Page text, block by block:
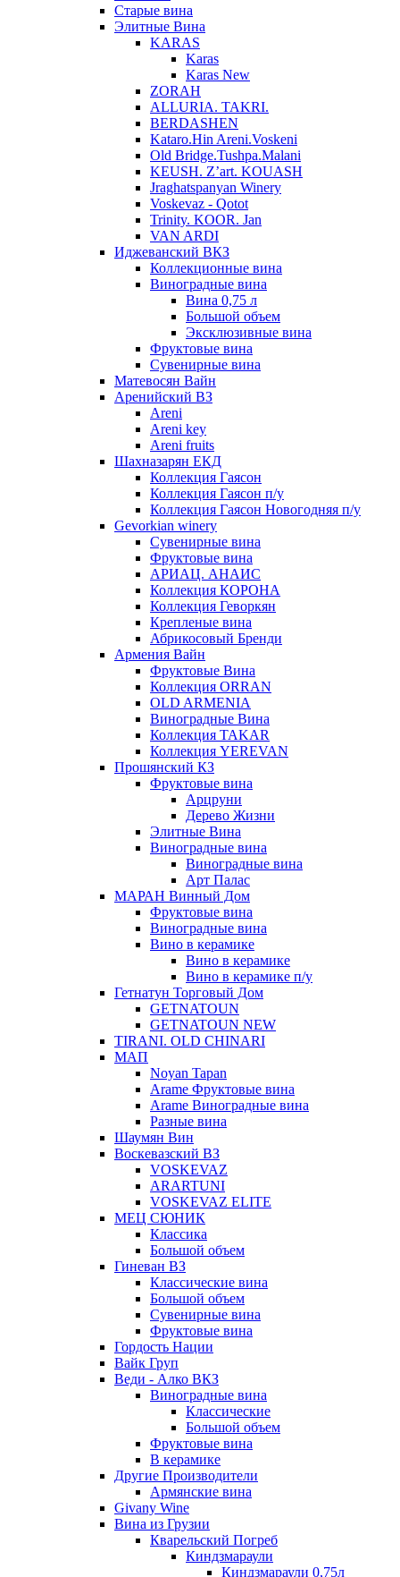
Старые вина
Элитные Вина
KARAS
Karas
Karas New
ZORAH
ALLURIA. TAKRI.
BERDASHEN
Kataro.Hin Areni.Voskeni
Old Bridge.Tushpa.Malani
KEUSH. Z’art. KOUASH
Jraghatspanyan Winery
Voskevaz - Qotot
Trinity. KOOR. Jan
VAN ARDI
Иджеванский ВКЗ
Коллекционные вина
Виноградные вина
Вина 0,75 л
Большой объем
Эксклюзивные вина
Фруктовые вина
Cувенирные вина
Матевосян Вайн
Аренийский ВЗ
Areni
Areni key
Areni fruits
Шахназарян ЕКД
Коллекция Гаясон
Коллекция Гаясон п/у
Коллекция Гаясон Новогодняя п/у
Gevorkian winery
Сувенирные вина
Фруктовые вина
АРИАЦ. АНАИС
Коллекция КОРОНА
Коллекция Геворкян
Крепленые вина
Абрикосовый Бренди
Армения Вайн
Фруктовые Вина
Коллекция ORRAN
OLD ARMENIA
Виноградные Вина
Коллекция TAKAR
Коллекция YEREVAN
Прошянский КЗ
Фруктовые вина
Арцруни
Дерево Жизни
Элитные Вина
Виноградные вина
Виноградные вина
Арт Палас
МАРАН Винный Дом
Фруктовые вина
Виноградные вина
Вино в керамике
Вино в керамике
Вино в керамике п/у
Гетнатун Торговый Дом
GETNATOUN
GETNATOUN NEW
TIRANI. OLD CHINARI
МАП
Noyan Tapan
Arame Фруктовые вина
Arame Виноградные вина
Разные вина
Шаумян Вин
Воскевазский ВЗ
VOSKEVAZ
ARARTUNI
VOSKEVAZ ELITE
МЕЦ СЮНИК
Классика
Большой объем
Гиневан ВЗ
Классические вина
Большой объем
Сувенирные вина
Фруктовые вина
Гордость Нации
Вайк Груп
Веди - Алко ВКЗ
Виноградные вина
Классические
Большой объем
Фруктовые вина
В керамике
Другие Производители
Армянские вина
Givany Wine
Вина из Грузии
Кварельский Погреб
Киндзмараули
Киндзмараули 0,75л